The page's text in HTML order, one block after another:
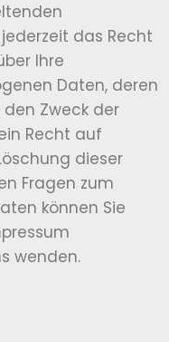
das Recht
Ihre
Daten, deren
Zweck der
Recht auf
dieser
Fragen zum
können Sie
wenden.